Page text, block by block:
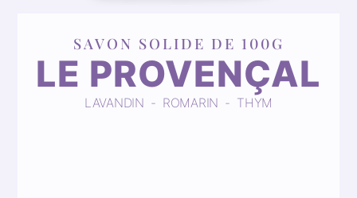
SAVON SOLIDE DE 100G
LE PROVENÇAL
LAVANDIN - ROMARIN - THYM